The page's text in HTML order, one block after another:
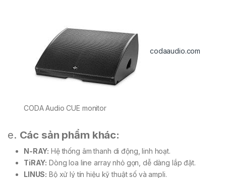
codaaudio.com
CODA Audio CUE monitor
e. Các sản phẩm khác:
N-RAY: Hệ thống âm thanh di động, linh hoạt.
TiRAY: Dòng loa line array nhỏ gọn, dễ dàng lắp đặt.
LINUS: Bộ xử lý tín hiệu kỹ thuật số và ampli.